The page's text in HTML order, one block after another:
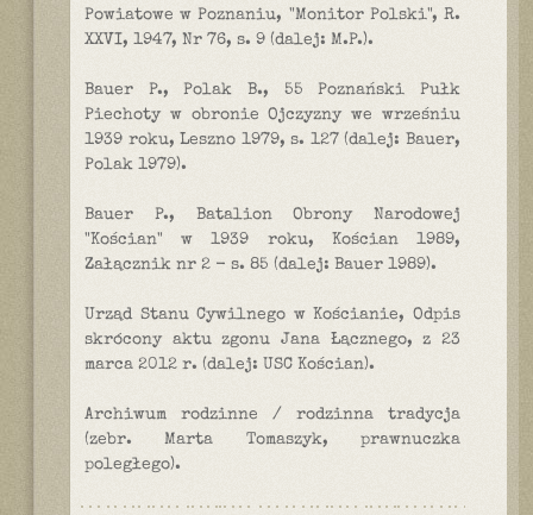
Powiatowe w Poznaniu, "Monitor Polski", R.
XXVI, 1947, Nr 76, s. 9 (dalej: M.P.).
Bauer P., Polak B., 55 Poznański Pułk
Piechoty w obronie Ojczyzny we wrześniu
1939 roku, Leszno 1979, s. 127 (dalej: Bauer,
Polak 1979).
Bauer P., Batalion Obrony Narodowej
"Kościan" w 1939 roku, Kościan 1989,
Załącznik nr 2 - s. 85 (dalej: Bauer 1989).
Urząd Stanu Cywilnego w Kościanie, Odpis
skrócony aktu zgonu Jana Łącznego, z 23
marca 2012 r. (dalej: USC Kościan).
Archiwum rodzinne / rodzinna tradycja
(zebr. Marta Tomaszyk, prawnuczka
poległego).